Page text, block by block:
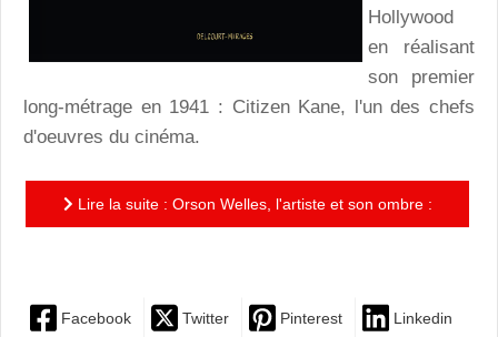
Hollywood
en réalisant
son premier
long-métrage en 1941 : Citizen Kane, l'un des chefs
d'oeuvres du cinéma.
Lire la suite : Orson Welles, l'artiste et son ombre :
Facebook Twitter Pinterest Linkedin